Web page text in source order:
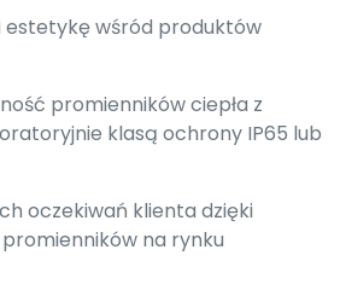
estetykę wśród produktów
promienników ciepła z
klasą ochrony IP65 lub
oczekiwań klienta dzięki
na rynku